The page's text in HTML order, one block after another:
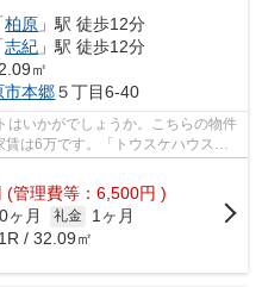
柏原 」駅 徒歩12分
志紀 」駅 徒歩12分
㎡
市本郷５丁目6-40
はいかがでしょうか。こちらの物件
は6万です。「トウスケハウス」
...
(管理費等：6,500円 )
0ヶ月 礼金
1ヶ月
/ 32.09㎡